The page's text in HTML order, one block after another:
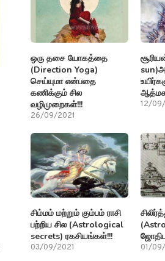
ஒரு தசை யோகத்தை
(Direction Yoga)
செய்யுமா என்பதை
கணிக்கும் சில
வழிமுறைகள்!!!
26/09/2021
12/
சிம்மம் மற்றும் கும்பம் ராசி
பற்றிய சில (Astrological
secrets) ரகசியங்கள்!!!
03/09/2021 01/